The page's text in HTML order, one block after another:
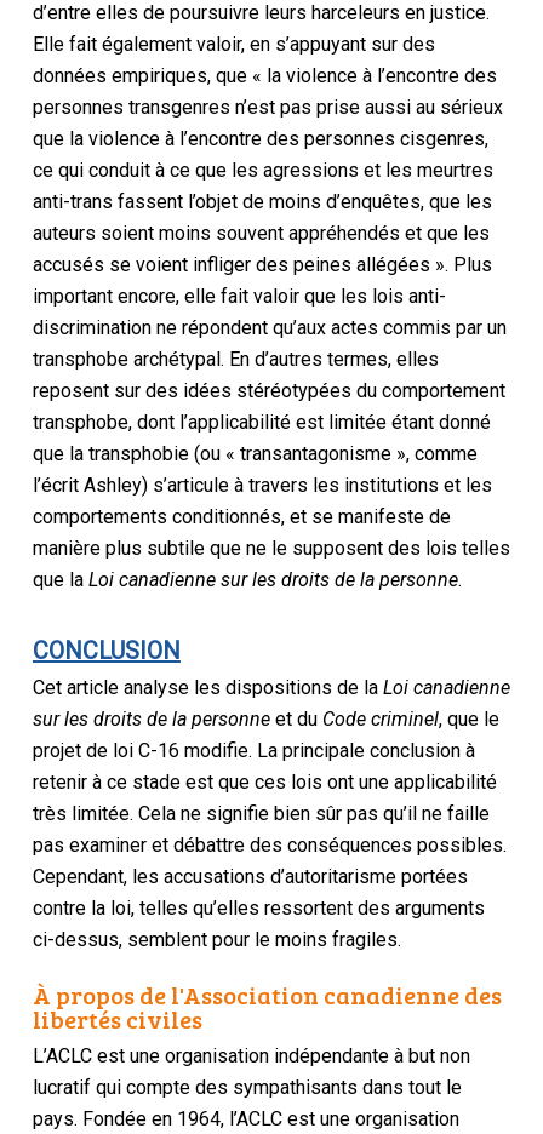
d’entre elles de poursuivre leurs harceleurs en justice.
Elle fait également valoir, en s’appuyant sur des
données empiriques, que « la violence à l’encontre des
personnes transgenres n’est pas prise aussi au sérieux
que la violence à l’encontre des personnes cisgenres,
ce qui conduit à ce que les agressions et les meurtres
anti-trans fassent l’objet de moins d’enquêtes, que les
auteurs soient moins souvent appréhendés et que les
accusés se voient infliger des peines allégées ». Plus
important encore, elle fait valoir que les lois anti-
discrimination ne répondent qu’aux actes commis par un
transphobe archétypal. En d’autres termes, elles
reposent sur des idées stéréotypées du comportement
transphobe, dont l’applicabilité est limitée étant donné
que la transphobie (ou « transantagonisme », comme
l’écrit Ashley) s’articule à travers les institutions et les
comportements conditionnés, et se manifeste de
manière plus subtile que ne le supposent des lois telles
que la Loi canadienne sur les droits de la personne.
CONCLUSION
Cet article analyse les dispositions de la Loi canadienne
sur les droits de la personneet duCode criminel, que le
projet de loi C-16 modifie. La principale conclusion à
retenir à ce stade est que ces lois ont une applicabilité
très limitée. Cela ne signifie bien sûr pas qu’il ne faille
pas examiner et débattre des conséquences possibles.
Cependant, les accusations d’autoritarisme portées
contre la loi, telles qu’elles ressortent des arguments
ci-dessus, semblent pour le moins fragiles.
À propos de l'Association canadienne des
libertés civiles
L’ACLC est une organisation indépendante à but non
lucratif qui compte des sympathisants dans tout le
pays. Fondée en 1964, l’ACLC est une organisation